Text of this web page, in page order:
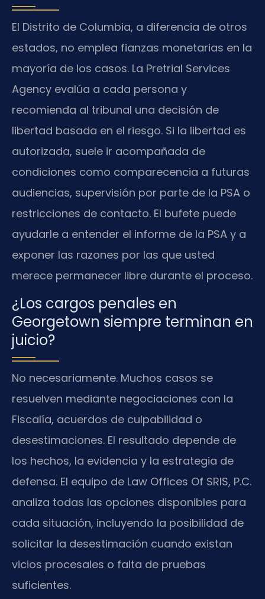
El Distrito de Columbia, a diferencia de otros
estados, no emplea fianzas monetarias en la
mayoría de los casos. La Pretrial Services
Agency evalúa a cada persona y
recomienda al tribunal una decisión de
libertad basada en el riesgo. Si la libertad es
autorizada, suele ir acompañada de
condiciones como comparecencia a futuras
audiencias, supervisión por parte de la PSA o
restricciones de contacto. El bufete puede
ayudarle a entender el informe de la PSA y a
exponer las razones por las que usted
merece permanecer libre durante el proceso.
¿Los cargos penales en
Georgetown siempre terminan en
juicio?
No necesariamente. Muchos casos se
resuelven mediante negociaciones con la
Fiscalía, acuerdos de culpabilidad o
desestimaciones. El resultado depende de
los hechos, la evidencia y la estrategia de
defensa. El equipo de Law Offices Of SRIS, P.C.
analiza todas las opciones disponibles para
cada situación, incluyendo la posibilidad de
solicitar la desestimación cuando existan
vicios procesales o falta de pruebas
suficientes.